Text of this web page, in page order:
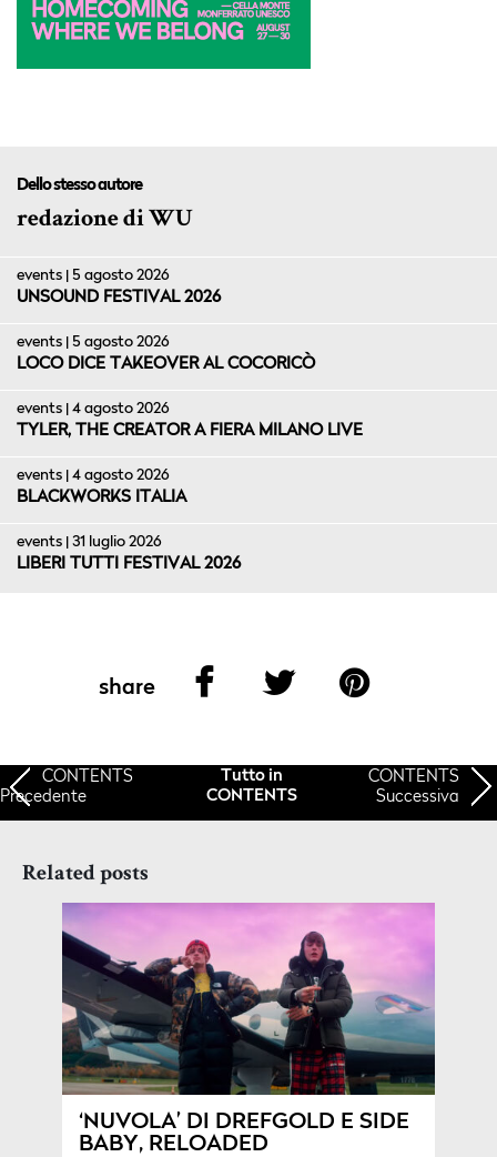
Dello stesso autore
redazione di WU
events | 5 agosto 2026
UNSOUND FESTIVAL 2026
events | 5 agosto 2026
LOCO DICE TAKEOVER AL COCORICÒ
events | 4 agosto 2026
TYLER, THE CREATOR A FIERA MILANO LIVE
events | 4 agosto 2026
BLACKWORKS ITALIA
events | 31 luglio 2026
LIBERI TUTTI FESTIVAL 2026
share
CONTENTS
Precedente
Tutto in
CONTENTS
CONTENTS
Successiva
Related posts
‘NUVOLA’ DI DREFGOLD E SIDE
BABY, RELOADED